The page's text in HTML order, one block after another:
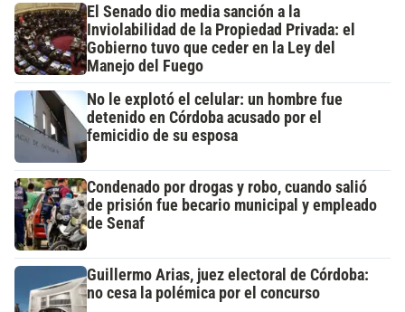
El Senado dio media sanción a la
Inviolabilidad de la Propiedad Privada: el
Gobierno tuvo que ceder en la Ley del
Manejo del Fuego
No le explotó el celular: un hombre fue
detenido en Córdoba acusado por el
femicidio de su esposa
Condenado por drogas y robo, cuando salió
de prisión fue becario municipal y empleado
de Senaf
Guillermo Arias, juez electoral de Córdoba:
no cesa la polémica por el concurso